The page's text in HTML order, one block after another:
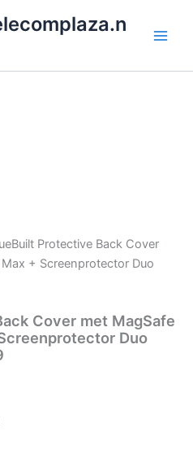
Protective Back Cover
+ Screenprotector Duo
Cover met MagSafe
Duo